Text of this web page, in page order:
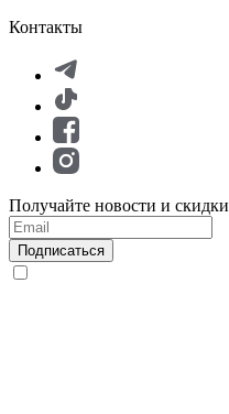
Контакты
Получайте новости и скидки
Подписаться